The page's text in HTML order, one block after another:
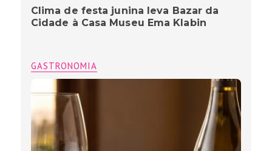
Clima de festa junina leva Bazar da
Cidade à Casa Museu Ema Klabin
GASTRONOMIA